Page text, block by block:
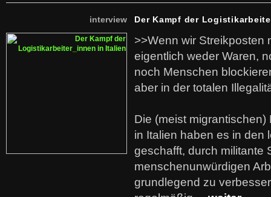
interview Der Kampf der
>>Wenn wir Streikposten
eigentlich weder Waren,
noch Menschen
aber in der totalen
Die (meist
in Italien haben es in den
geschafft, durch militante
menschenunwürdigen
grundlegend zu